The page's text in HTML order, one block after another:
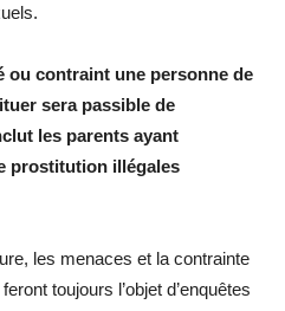
ou contraint une personne de
sera passible de
les parents ayant
prostitution illégales
les menaces et la contrainte
toujours l’objet d’enquêtes